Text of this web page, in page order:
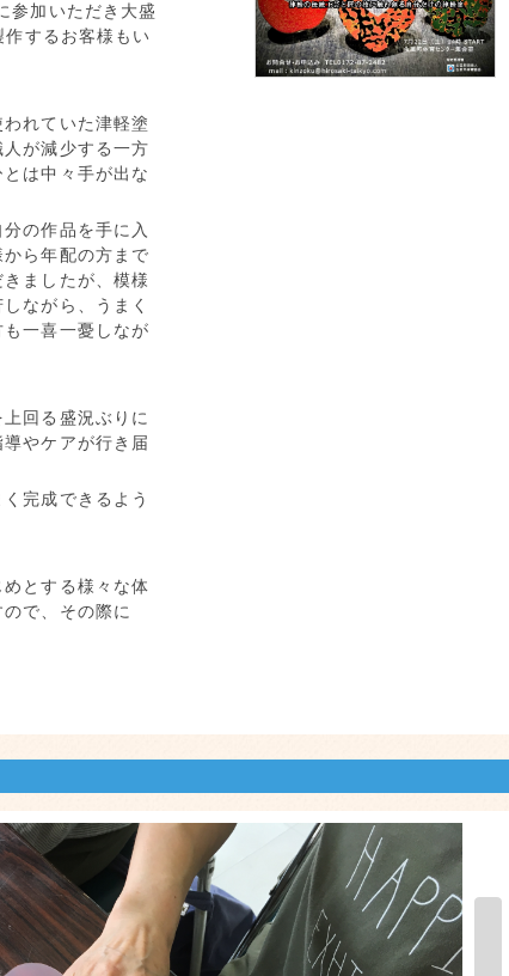
参加いただき大盛
作するお客様もい
れていた津軽塗
が減少する一方
は中々手が出な
の作品を手に入
ら年配の方まで
ましたが、模様
ながら、うまく
一喜一憂しなが
回る盛況ぶりに
やケアが行き届
完成できるよう
とする様々な体
で、その際に